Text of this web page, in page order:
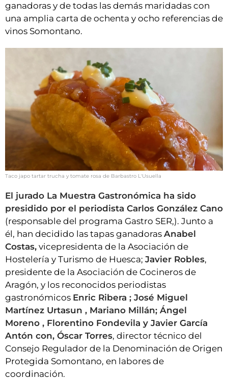
ganadoras y de todas las demás maridadas con
una amplia carta de ochenta y ocho referencias de
vinos Somontano.
Taco japo tartar trucha y tomate rosa de Barbastro L'Usuella
El jurado La Muestra Gastronómica ha sido
presidido por el periodista Carlos González Cano
(responsable del programa Gastro SER,). Junto a
él, han decidido las tapas ganadoras Anabel
Costas, vicepresidenta de la Asociación de
Hostelería y Turismo de Huesca; Javier Robles,
presidente de la Asociación de Cocineros de
Aragón, y los reconocidos periodistas
gastronómicos Enric Ribera ; José Miguel
Martínez Urtasun , Mariano Millán; Ángel
Moreno , Florentino Fondevila y Javier García
Antón con, Óscar Torres, director técnico del
Consejo Regulador de la Denominación de Origen
Protegida Somontano, en labores de
coordinación.